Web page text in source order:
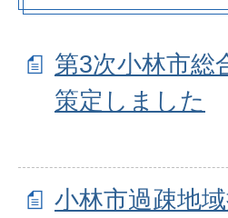
第3次小林市総
策定しました
小林市過疎地